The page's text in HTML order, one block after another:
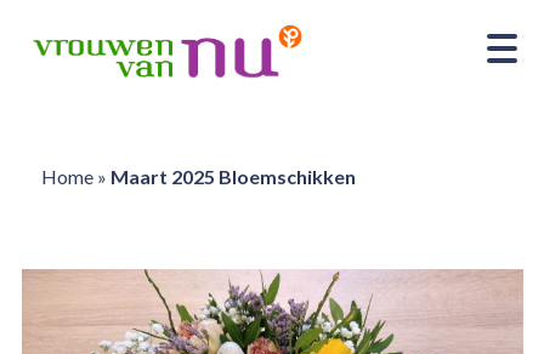
Home» Maart 2025 Bloemschikken